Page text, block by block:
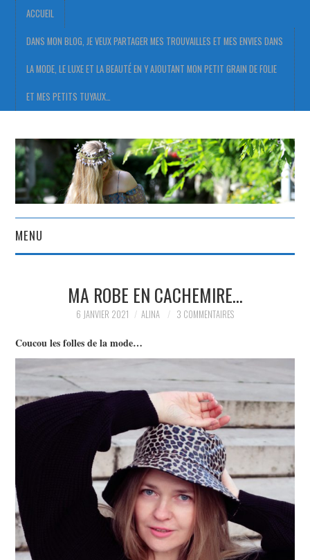
ACCUEIL
DANS MON BLOG, JE VEUX PARTAGER MES TROUVAILLES ET MES ENVIES DANS
LA MODE, LE LUXE ET LA BEAUTÉ EN Y AJOUTANT MON PETIT GRAIN DE FOLIE
ET MES PETITS TUYAUX…
MENU
DANS MON BLOG, JE VEUX
PARTAGER MES
TROUVAILLES ET MES
ENVIES DANS LA MODE, LE
LUXE ET LA BEAUTÉ EN Y
AJOUTANT MON PETIT
GRAIN DE FOLIE ET MES
PETITS TUYAUX…
MA ROBE EN CACHEMIRE…
6 JANVIER 2021 ALINA 3 COMMENTAIRES
Coucou les folles de la mode…